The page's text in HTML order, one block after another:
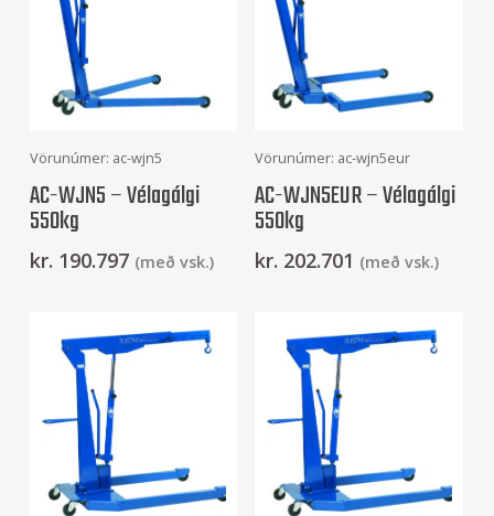
Frekari Upplýsingar
Vörunúmer: ac-wjn5
AC-WJN5 – Vélagálgi
550kg
kr. 190.797 (með vsk.)
Frekari Upplýsingar
Vörunúmer: ac-wjn5eur
AC-WJN5EUR – Vélagálgi
550kg
kr. 202.701 (með vsk.)